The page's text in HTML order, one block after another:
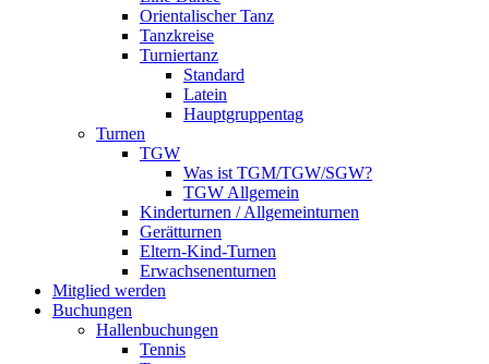
Orientalischer Tanz
Tanzkreise
Turniertanz
Standard
Latein
Hauptgruppentag
Turnen
TGW
Was ist TGM/TGW/SGW?
TGW Allgemein
Kinderturnen / Allgemeinturnen
Gerätturnen
Eltern-Kind-Turnen
Erwachsenenturnen
Mitglied werden
Buchungen
Hallenbuchungen
Tennis